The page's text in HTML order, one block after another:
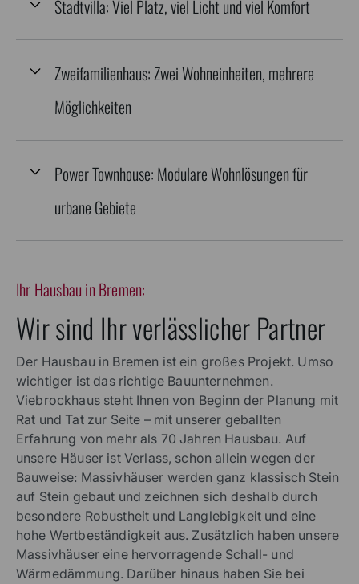
Stadtvilla: Viel Platz, viel Licht und viel Komfort
Zweifamilienhaus: Zwei Wohneinheiten, mehrere
Möglichkeiten
Power Townhouse: Modulare Wohnlösungen für
urbane Gebiete
Ihr Hausbau in Bremen:
Wir sind Ihr verlässlicher Partner
Der Hausbau in Bremen ist ein großes Projekt. Umso
wichtiger ist das richtige Bauunternehmen.
Viebrockhaus steht Ihnen von Beginn der Planung mit
Rat und Tat zur Seite – mit unserer geballten
Erfahrung von mehr als 70 Jahren Hausbau. Auf
unsere Häuser ist Verlass, schon allein wegen der
Bauweise: Massivhäuser werden ganz klassisch Stein
auf Stein gebaut und zeichnen sich deshalb durch
besondere Robustheit und Langlebigkeit und eine
hohe Wertbeständigkeit aus. Zusätzlich haben unsere
Massivhäuser eine hervorragende Schall- und
Wärmedämmung. Darüber hinaus haben Sie bei